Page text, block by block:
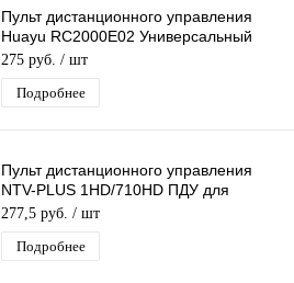
Пульт дистанционного управления
Huayu RC2000E02 Универсальный
пульт для разных моделей
Телевизоров
275 руб. / шт
Подробнее
Пульт дистанционного управления
NTV-PLUS 1HD/710HD ПДУ для
ресиверов НТВ Плюс 1HD и 710HD
277,5 руб. / шт
Подробнее